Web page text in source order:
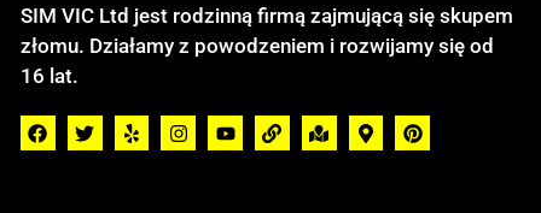
SIM VIC Ltd jest rodzinną firmą zajmującą się skupem
złomu. Działamy z powodzeniem i rozwijamy się od
16 lat.